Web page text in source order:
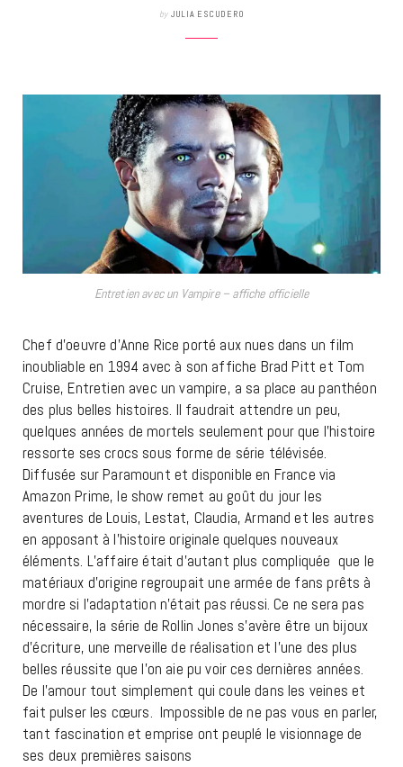
by JULIA ESCUDERO
Entretien avec un Vampire – affiche officielle
Chef d’oeuvre d’Anne Rice porté aux nues dans un film
inoubliable en 1994 avec à son affiche Brad Pitt et Tom
Cruise, Entretien avec un vampire, a sa place au panthéon
des plus belles histoires. Il faudrait attendre un peu,
quelques années de mortels seulement pour que l’histoire
ressorte ses crocs sous forme de série télévisée.
Diffusée sur Paramount et disponible en France via
Amazon Prime, le show remet au goût du jour les
aventures de Louis, Lestat, Claudia, Armand et les autres
en apposant à l’histoire originale quelques nouveaux
éléments. L’affaire était d’autant plus compliquée que le
matériaux d’origine regroupait une armée de fans prêts à
mordre si l’adaptation n’était pas réussi. Ce ne sera pas
nécessaire, la série de Rollin Jones s’avère être un bijoux
d’écriture, une merveille de réalisation et l’une des plus
belles réussite que l’on aie pu voir ces dernières années.
De l’amour tout simplement qui coule dans les veines et
fait pulser les cœurs. Impossible de ne pas vous en parler,
tant fascination et emprise ont peuplé le visionnage de
ses deux premières saisons